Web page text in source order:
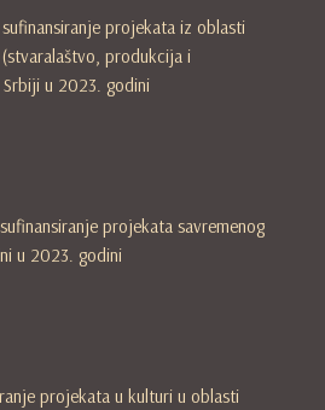
projekata iz oblasti
(stvaralaštvo, produkcija i
u 2023. godini
projekata savremenog
u 2023. godini
projekata u kulturi u oblasti